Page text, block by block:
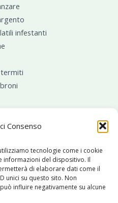
Consenso
tecnologie come i cookie
informazioni del dispositivo. Il
di elaborare dati come il
unici su questo sito. Non
influire negativamente su alcune
infestanti